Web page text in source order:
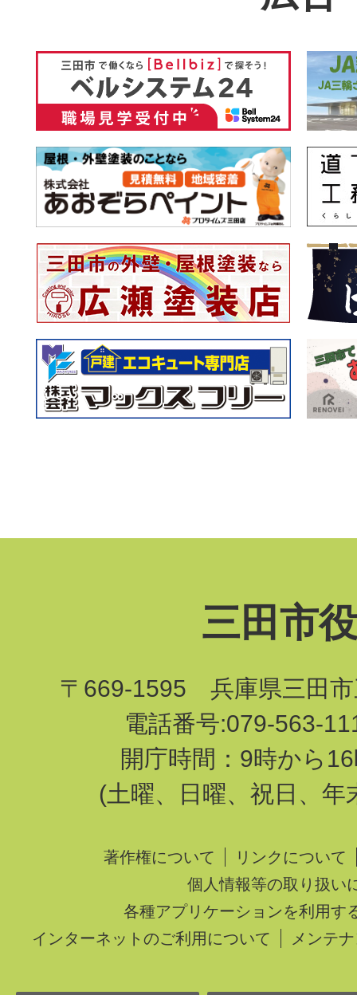
三田市
〒669-1595 兵庫県三田市
電話番号:079-563-
開庁時間：9時から
(土曜、日曜、祝日、年
著作権について
リンクについて
個人情報等の取り扱い
各種アプリケーションを利用す
インターネットのご利用について
メンテ